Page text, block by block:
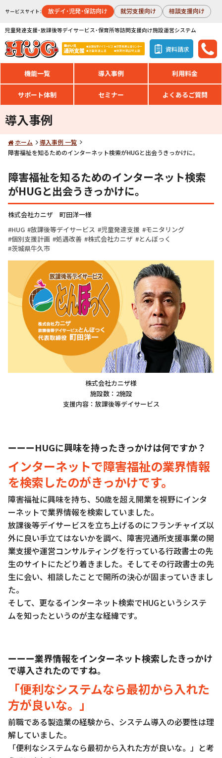
サービスサイト： 放デイ・児発・保訪向け 就労支援向け 相談支援向け
児童発達支援・放課後等デイサービス・保育所等訪問支援向け施設運営システム
資料請求
機能一覧 導入事例 利用料金
サポート体制 セミナー よくあるご質問
導入事例
ホーム
導入事例 一覧
障害福祉を知るためのインターネット検索がHUGと出会うきっかけに。
障害福祉を知るためのインターネット検索
がHUGと出会うきっかけに。
株式会社カニザ 町田洋一様
HUG
放課後等デイサービス 児童発達支援
モニタリング
個別支援計画
処遇改善 株式会社カニザ
とんぼっく
茨城県牛久市
株式会社カニザ様
施設数：2施設
支援内容：放課後等デイサービス
ーーーHUGに興味を持ったきっかけは何ですか？
インターネットで障害福祉の業界情報
を検索したのがきっかけです。
障害福祉に興味を持ち、50歳を超え開業を視野にインタ
ーネットで業界情報を検索していました。
放課後等デイサービスを立ち上げるのにフランチャイズ以
外に良い手立てはないかを調べ、障害児通所支援事業の開
業支援や運営コンサルティングを行っている行政書士の先
生のサイトにたどり着きました。そしてその行政書士の先
生に会い、相談したことで開所の決心が固まっていきまし
た。
そして、更なるインターネット検索でHUGというシステ
ムを知ったというのが主な経緯です。
ーーー業界情報をインターネット検索したきっかけ
で導入されたのですね。
「便利なシステムなら最初から入れた
方が良いな。」
前職である製造業の経験から、システム導入の必要性は理
解していました。
「便利なシステムなら最初から入れた方が良いな。」と考